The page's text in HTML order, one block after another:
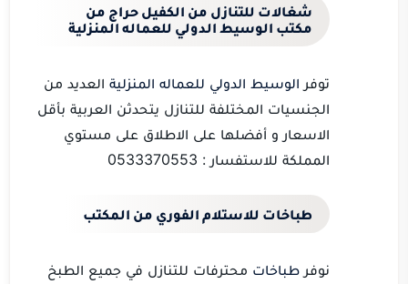
شغالات للتنازل من الكفيل حراج من
مكتب الوسيط الدولي للعماله المنزلية
توفر الوسيط الدولي للعماله المنزلية العديد من
الجنسيات المختلفة للتنازل يتحدثن العربية بأقل
الاسعار و أفضلها على الاطلاق على مستوي
المملكة للاستفسار : 0533370553
طباخات للاستلام الفوري من المكتب
نوفر طباخات محترفات للتنازل في جميع الطبخ